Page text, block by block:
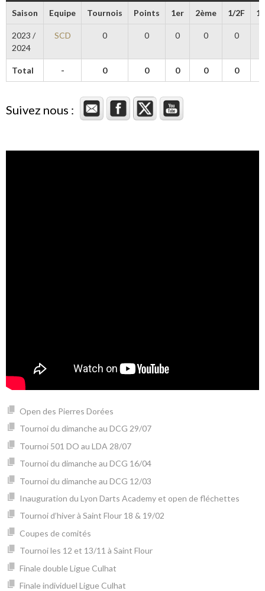
Saison Equipe Tournois Points 1er 2ème 1/2F
2023 /
2024
SCD 0 0 0 0 0
Total - 0 0 0 0 0
Suivez nous :
Open des Pierres Dorées
Tournoi du dimanche au DCG 29/07
Tournoi 501 DO au LDA 28/07
Tournoi du dimanche au DCG 16/04
Tournoi du dimanche au DCG 12/03
Inauguration du Lyon Darts Academy et open de fléchettes
Tournoi d’hiver à Saint Flour 18 & 19/02
Coupes de comités
Tournoi les 12 et 13/11 à Saint Flour
Finale double Ligue Culhat
Finale individuel Ligue Culhat